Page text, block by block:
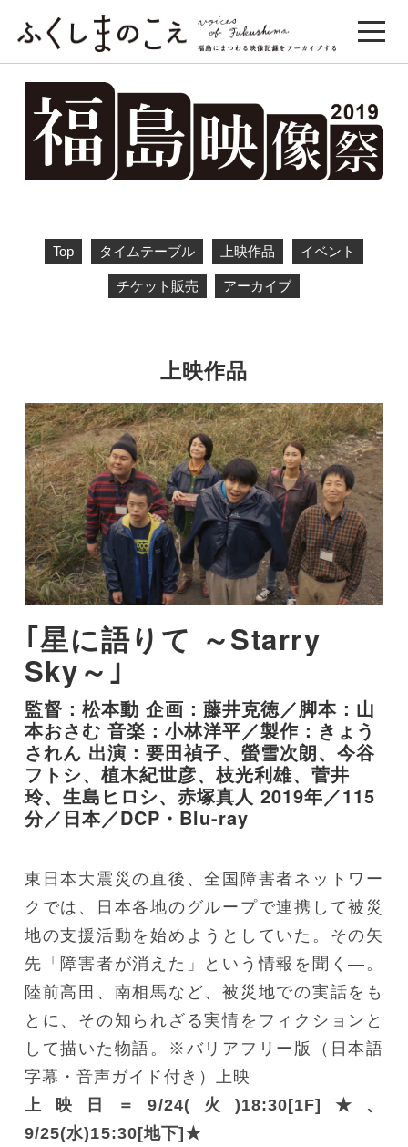
Top タイムテーブル 上映作品 イベント
チケット販売 アーカイブ
上映作品
星に語りて ～Starry
Sky～
監督：松本動 企画：藤井克徳／脚本：山
本おさむ 音楽：小林洋平／製作：きょう
されん 出演：要田禎子、螢雪次朗、今谷
フトシ、植木紀世彦、枝光利雄、菅井
玲、生島ヒロシ、赤塚真人 2019年／115
分／日本／DCP・Blu-ray
東日本大震災の直後、全国障害者ネットワー
クでは、日本各地のグループで連携して被災
地の支援活動を始めようとしていた。その矢
先「障害者が消えた」という情報を聞く―。
陸前高田、南相馬など、被災地での実話をも
とに、その知られざる実情をフィクションと
して描いた物語。※バリアフリー版（日本語
字幕・音声ガイド付き）上映
上映日＝9/24(火)18:30[1F]★、
9/25(水)15:30[地下]★